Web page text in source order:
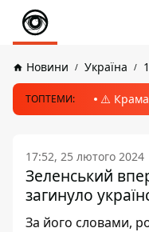
Новини Україна
ТОПТЕМИ: ⚠️
17:52, 25 лютого 2024
Зеленський
загинуло
За його словами,